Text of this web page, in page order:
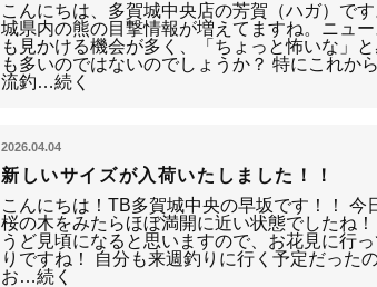
こんにちは、多賀城中央店の芳賀（ハガ）で
城県内の熊の目撃情報が増えてますね。ニュ
も見かける機会が多く、「ちょっと怖いな」
も多いのではないのでしょうか？ 特にこれか
流釣…続く
2026.04.04
新しいサイズが入荷いたしました！！
こんにちは！TB多賀城中央の早坂です！！ 今
桜の木をみたらほぼ満開に近い状態でしたね！
うど見頃になると思いますので、お花見に行
りですね！ 自分も来週釣りに行く予定だった
お…続く